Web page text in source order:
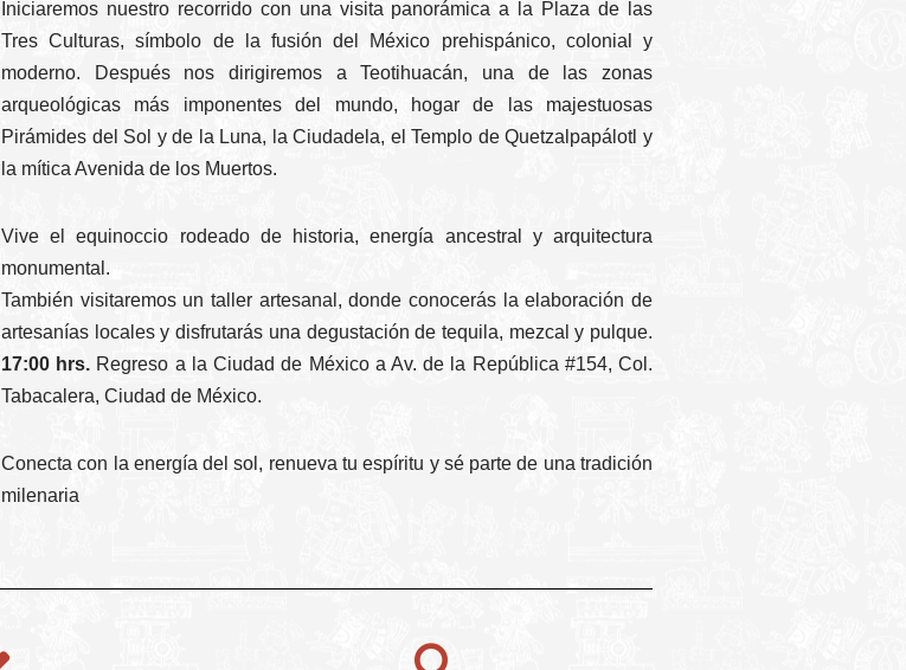
Iniciaremos nuestro recorrido con una visita panorámica a la Plaza de las
Tres Culturas, símbolo de la fusión del México prehispánico, colonial y
moderno. Después nos dirigiremos a Teotihuacán, una de las zonas
arqueológicas más imponentes del mundo, hogar de las majestuosas
Pirámides del Sol y de la Luna, la Ciudadela, el Templo de Quetzalpapálotl y
la mítica Avenida de los Muertos.
Vive el equinoccio rodeado de historia, energía ancestral y arquitectura
monumental.
También visitaremos un taller artesanal, donde conocerás la elaboración de
artesanías locales y disfrutarás una degustación de tequila, mezcal y pulque.
17:00 hrs. Regreso a la Ciudad de México a Av. de la República #154, Col.
Tabacalera, Ciudad de México.
Conecta con la energía del sol, renueva tu espíritu y sé parte de una tradición
milenaria